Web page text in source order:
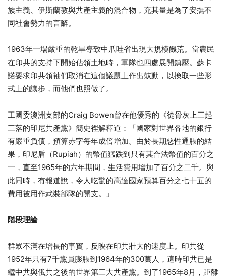
族主義、伊斯蘭教與共產主義的混合物，充其量是為了安撫不
同社會勢力的言辭。
1963年一場嚴重的乾旱導致中爪哇省出現大規模饑荒。當農民
在印共的支持下開始佔領土地時，軍隊也四處展開鎮壓。蘇卡
諾要求印共領袖們取消在這個議題上作出鼓動，以換取一些形
式上的讓步，而他們也照做了。
工國委澳洲支部的Craig Bowen曾在他優秀的《從骨灰上三起
三落的印尼共產黨》簡史裡解釋道：「國家對世界各地的銀行
有嚴重負債，預算赤字每年成倍增加。由於長期惡性通脹的結
果，印尼盾（Rupiah）的幣值猛跌到只有其合法幣值的百分之
一，直至1965年的六年期間，生活費用增加了百分之二千。與
此同時，有報道說，令人吃驚的高達國家預算百分之七十五的
費用被用作武裝部隊的開支。」
階段理論
群眾不滿在增長的事實，反映在印共壯大的速度上。印共從
1952年只有7千黨員膨脹到1964年的300萬人，這時印共已是
繼中共與俄共之後的世界第三大共產黨。到了1965年8月，距離